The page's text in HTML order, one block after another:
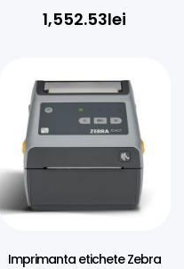
Ribon
1,552.53lei
Imprimanta etichete Zebra